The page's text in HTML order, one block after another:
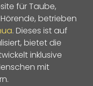
für Taube,
betrieben
. Dieses ist auf
bietet die
inklusive
mit